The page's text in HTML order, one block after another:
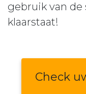
gebruik van de
klaarstaat!
Check